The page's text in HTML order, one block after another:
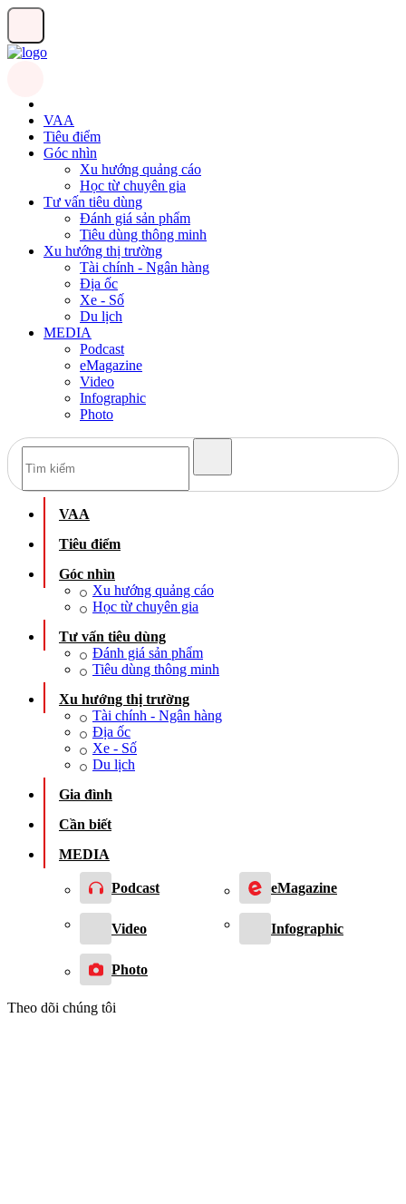
VAA
Tiêu điểm
Góc nhìn
Xu hướng quảng cáo
Học từ chuyên gia
Tư vấn tiêu dùng
Đánh giá sản phẩm
Tiêu dùng thông minh
Xu hướng thị trường
Tài chính - Ngân hàng
Địa ốc
Xe - Số
Du lịch
MEDIA
Podcast
eMagazine
Video
Infographic
Photo
VAA
Tiêu điểm
Góc nhìn
Xu hướng quảng cáo
Học từ chuyên gia
Tư vấn tiêu dùng
Đánh giá sản phẩm
Tiêu dùng thông minh
Xu hướng thị trường
Tài chính - Ngân hàng
Địa ốc
Xe - Số
Du lịch
Gia đình
Cần biết
MEDIA
Podcast eMagazine
Video Infographic
Photo
Theo dõi chúng tôi